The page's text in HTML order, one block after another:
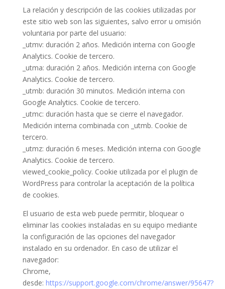
La relación y descripción de las cookies utilizadas por
este sitio web son las siguientes, salvo error u omisión
voluntaria por parte del usuario:
_utmv: duración 2 años. Medición interna con Google
Analytics. Cookie de tercero.
_utma: duración 2 años. Medición interna con Google
Analytics. Cookie de tercero.
_utmb: duración 30 minutos. Medición interna con
Google Analytics. Cookie de tercero.
_utmc: duración hasta que se cierre el navegador.
Medición interna combinada con _utmb. Cookie de
tercero.
_utmz: duración 6 meses. Medición interna con Google
Analytics. Cookie de tercero.
viewed_cookie_policy. Cookie utilizada por el plugin de
WordPress para controlar la aceptación de la política
de cookies.
El usuario de esta web puede permitir, bloquear o
eliminar las cookies instaladas en su equipo mediante
la configuración de las opciones del navegador
instalado en su ordenador. En caso de utilizar el
navegador:
Chrome,
desde: https://support.google.com/chrome/answer/95647?